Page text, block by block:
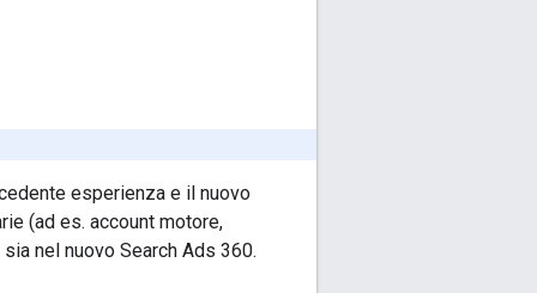
esperienza e il nuovo
(ad es. account motore,
nel nuovo Search Ads 360.